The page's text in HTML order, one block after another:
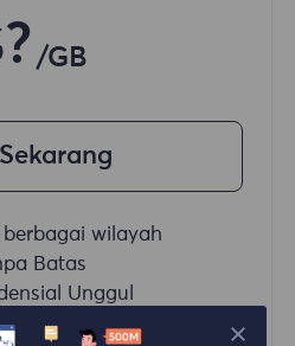
/GB
wilayah
Batas
Unggul